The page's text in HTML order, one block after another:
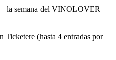
la semana del VINOLOVER
Ticketere (hasta 4 entradas por